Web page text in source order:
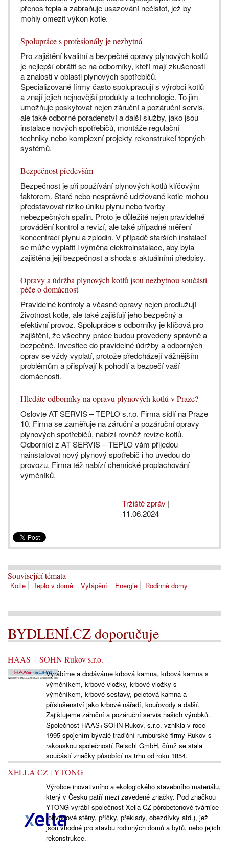
přenos tepla a zabraňuje usazování nečistot, jež by
mohly omezit výkon kotle.
Spolupráce s profesionály je nezbytná
Pro zajištění kvalitní a bezpečné opravy plynových kotlů
je nejlepší obrátit se na odborníky, kteří mají zkušenosti
a znalosti v oblasti plynových spotřebičů.
Specializované firmy často spolupracují s výrobci kotlů
a znají jejich nejnovější produkty a technologie. To jim
umožňuje poskytovat nejen záruční a pozáruční servis,
ale také odborné poradenství a další služby, jako jsou
instalace nových spotřebičů, montáže regulační
techniky nebo komplexní projekty rekonstrukcí topných
systémů.
Bezpečnost především
Bezpečnost je při používání plynových kotlů klíčovým
faktorem. Staré nebo nesprávně udržované kotle mohou
představovat riziko úniku plynu nebo tvorby
nebezpečných spalin. Proto je důležité nejen pravidelné
provádění kontrol a revizí, ale také případné měření
koncentrací plynu a zplodin. V případě starších instalací
se může vyplatit i výměna elektroinstalace, aby byla
zajištěna její bezpečnost a shoda s aktuálními předpisy.
Opravy a údržba plynových kotlů jsou nezbytnou součástí
péče o domácnost
Pravidelné kontroly a včasné opravy nejen prodlužují
životnost kotle, ale také zajišťují jeho bezpečný a
efektivní provoz. Spolupráce s odborníky je klíčová pro
zajištění, že všechny práce budou provedeny správně a
bezpečně. Investice do pravidelné údržby a odborných
oprav se vždy vyplatí, protože předcházejí vážnějším
problémům a přispívají k pohodlí a bezpečí vaší
domácnosti.
Hledáte odborníky na opravu plynových kotlů v Praze?
Oslovte AT SERVIS – TEPLO s.r.o. Firma sídlí na Praze
10. Firma se zaměřuje na záruční a pozáruční opravy
plynových spotřebičů, nabízí rovněž revize kotlů.
Odborníci z AT SERVIS – TEPLO vám přijedou
nainstalovat nový plynový spotřebič i ho uvedou do
provozu. Firma též nabízí chemické proplachování
výměníků.
Tržiště zpráv |
11.06.2024
Související témata
Kotle Teplo v domě Vytápění Energie Rodinné domy
BYDLENÍ.CZ doporučuje
HAAS + SOHN Rukov s.r.o.
Vyrábíme a dodáváme krbová kamna, krbová kamna s
výměníkem, krbové vložky, krbové vložky s
výměníkem, krbové sestavy, peletová kamna a
příslušenství jako krbové nářadí, kouřovody a další.
Zajišťujeme záruční a pozáruční servis našich výrobků.
Společnost HAAS+SOHN Rukov, s.r.o. vznikla v roce
1995 spojením bývalé tradiční rumburské firmy Rukov s
rakouskou společností Reischl GmbH, čímž se stala
součástí značky působící na trhu od roku 1854.
XELLA CZ | YTONG
Výrobce inovativního a ekologického stavebního materiálu,
který v Česku patří mezi zavedené značky. Pod značkou
YTONG vyrábí společnost Xella CZ pórobetonové tvárnice
(obvodové stěny, příčky, překlady, obezdívky atd.), jež
jsou vhodné pro stavbu rodinných domů a bytů, nebo jejich
rekonstrukce.